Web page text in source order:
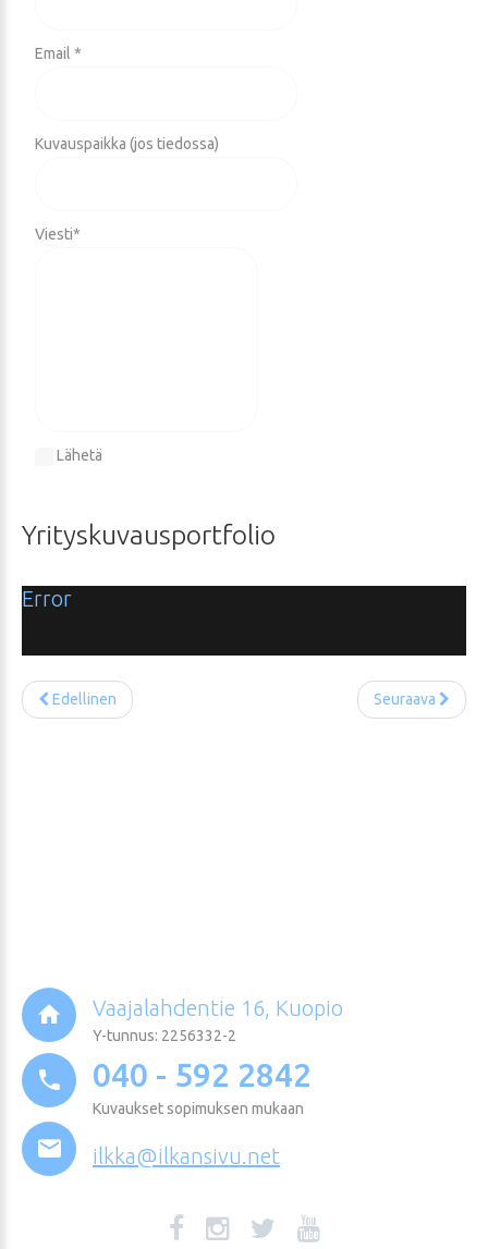
Email *
Kuvauspaikka (jos tiedossa)
Viesti*
Lähetä
Yrityskuvausportfolio
Error
Edellinen Seuraava
Vaajalahdentie 16, Kuopio
Y-tunnus: 2256332-2
040 - 592 2842
Kuvaukset sopimuksen mukaan
ilkka@ilkansivu.net